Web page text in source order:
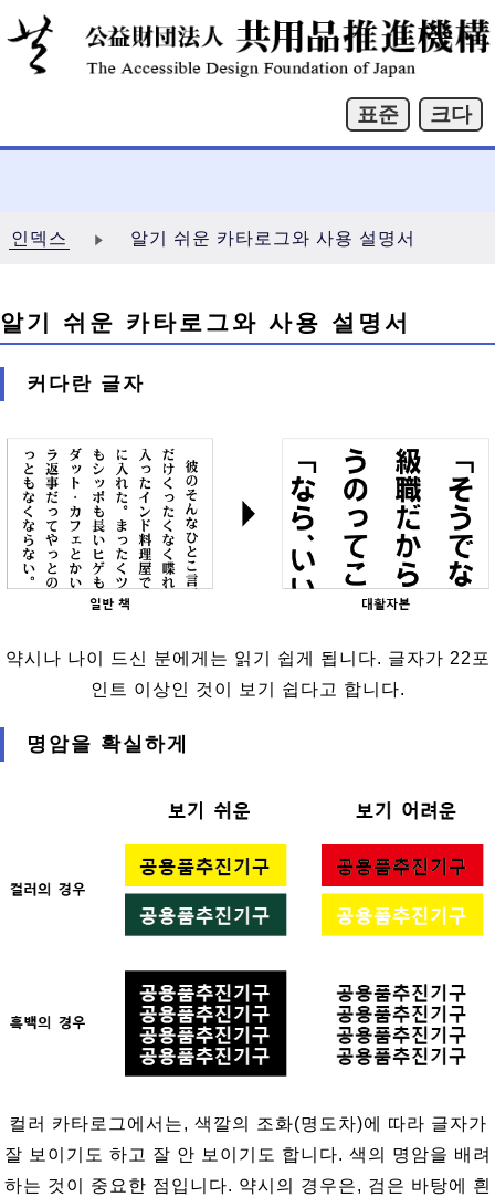
인덱스 알기 쉬운 카타로그와 사용 설명서
알기 쉬운 카타로그와 사용 설명서
커다란 글자
약시나 나이 드신 분에게는 읽기 쉽게 됩니다. 글자가 22포
인트 이상인 것이 보기 쉽다고 합니다.
명암을 확실하게
컬러 카타로그에서는, 색깔의 조화(명도차)에 따라 글자가
잘 보이기도 하고 잘 안 보이기도 합니다. 색의 명암을 배려
하는 것이 중요한 점입니다. 약시의 경우은, 검은 바탕에 흰